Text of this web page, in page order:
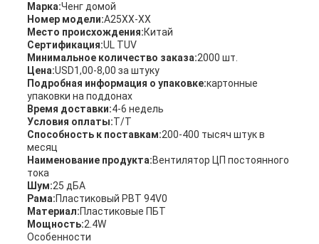
Марка:Ченг домой
Номер модели:A25XX-XX
Место происхождения:Китай
Сертификация:UL TUV
Минимальное количество заказа:2000 шт.
Цена:USD1,00-8,00 за штуку
Подробная информация о упаковке:картонные
упаковки на поддонах
Время доставки:4-6 недель
Условия оплаты:T/T
Способность к поставкам:200-400 тысяч штук в
месяц
Наименование продукта:Вентилятор ЦП постоянного
тока
Шум:25 дБА
Рама:Пластиковый PBT 94V0
Материал:Пластиковые ПБТ
Мощность:2.4W
Особенности